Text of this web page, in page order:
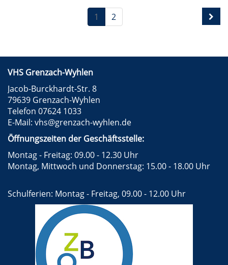
1 2
VHS Grenzach-Wyhlen
Jacob-Burckhardt-Str. 8
79639 Grenzach-Wyhlen
Telefon 07624 1033
E-Mail: vhs@grenzach-wyhlen.de
Öffnungszeiten der Geschäftsstelle:
Montag - Freitag: 09.00 - 12.30 Uhr
Montag, Mittwoch und Donnerstag: 15.00 - 18.00 Uhr
Schulferien: Montag - Freitag, 09.00 - 12.00 Uhr